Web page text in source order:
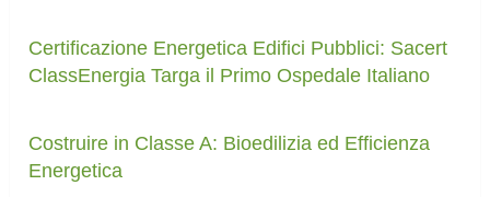
Certificazione Energetica Edifici Pubblici: Sacert
ClassEnergia Targa il Primo Ospedale Italiano
Costruire in Classe A: Bioedilizia ed Efficienza
Energetica